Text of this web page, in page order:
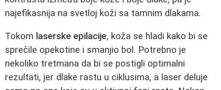
najefikasnija na svetloj koži sa tamnim dlakama.
Tokom laserske epilacije, koža se hladi kako bi se
sprečile opekotine i smanjio bol. Potrebno je
nekoliko tretmana da bi se postigli optimalni
rezultati, jer dlake rastu u ciklusima, a laser deluje